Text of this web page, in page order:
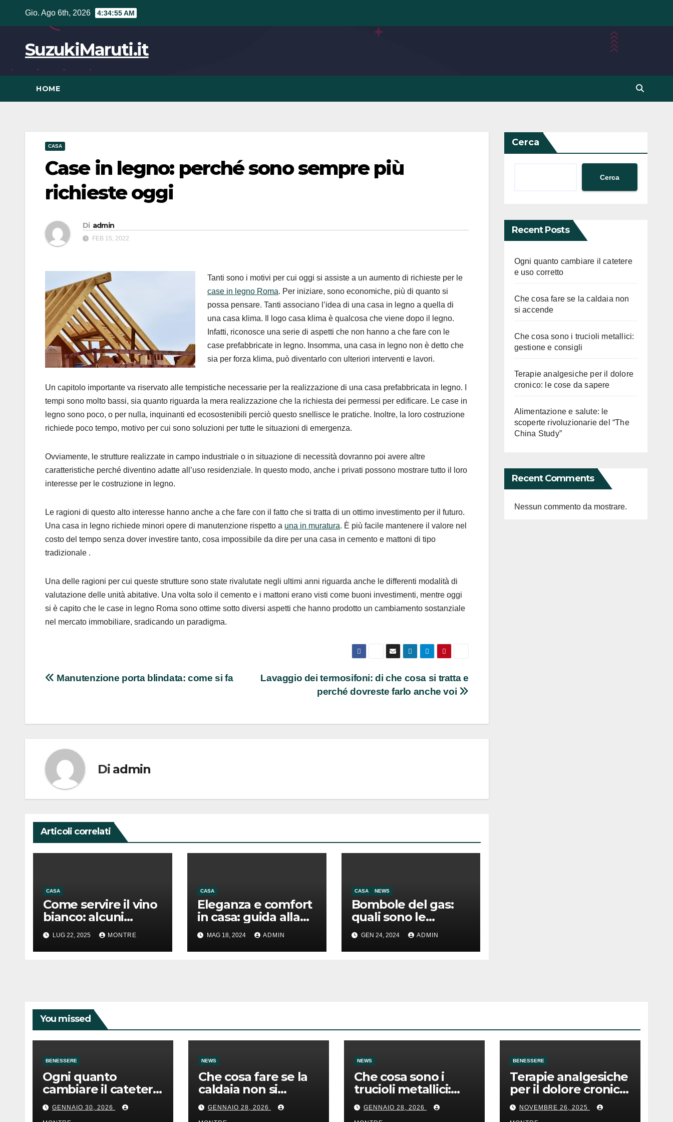
Gio. Ago 6th, 2026 4:34:56 AM
SuzukiMaruti.it
HOME
CASA
Case in legno: perché sono sempre più
richieste oggi
Di admin
FEB 15, 2022
Tanti sono i motivi per cui oggi si assiste a un aumento di richieste per le
case in legno Roma. Per iniziare, sono economiche, più di quanto si
possa pensare. Tanti associano l’idea di una casa in legno a quella di
una casa klima. Il logo casa klima è qualcosa che viene dopo il legno.
Infatti, riconosce una serie di aspetti che non hanno a che fare con le
case prefabbricate in legno. Insomma, una casa in legno non è detto che
sia per forza klima, può diventarlo con ulteriori interventi e lavori.
Un capitolo importante va riservato alle tempistiche necessarie per la realizzazione di una casa prefabbricata in legno. I
tempi sono molto bassi, sia quanto riguarda la mera realizzazione che la richiesta dei permessi per edificare. Le case in
legno sono poco, o per nulla, inquinanti ed ecosostenibili perciò questo snellisce le pratiche. Inoltre, la loro costruzione
richiede poco tempo, motivo per cui sono soluzioni per tutte le situazioni di emergenza.
Ovviamente, le strutture realizzate in campo industriale o in situazione di necessità dovranno poi avere altre
caratteristiche perché diventino adatte all’uso residenziale. In questo modo, anche i privati possono mostrare tutto il loro
interesse per le costruzione in legno.
Le ragioni di questo alto interesse hanno anche a che fare con il fatto che si tratta di un ottimo investimento per il futuro.
Una casa in legno richiede minori opere di manutenzione rispetto a una in muratura. È più facile mantenere il valore nel
costo del tempo senza dover investire tanto, cosa impossibile da dire per una casa in cemento e mattoni di tipo
tradizionale .
Una delle ragioni per cui queste strutture sono state rivalutate negli ultimi anni riguarda anche le differenti modalità di
valutazione delle unità abitative. Una volta solo il cemento e i mattoni erano visti come buoni investimenti, mentre oggi
si è capito che le case in legno Roma sono ottime sotto diversi aspetti che hanno prodotto un cambiamento sostanziale
nel mercato immobiliare, sradicando un paradigma.
Navigazione
Lavaggio dei termosifoni: di che cosa si tratta e
perché dovreste farlo anche voi
Manutenzione porta blindata: come si fa
Di admin
Articoli correlati
CASA
Come servire il vino
bianco: alcuni
consigli degli
esperti
LUG 22, 2025 MONTRE
CASA
Eleganza e comfort
in casa: guida alla
scelta della migliore
biancheria per la
casa
MAG 18, 2024 ADMIN
CASA NEWS
Bombole del gas:
quali sono le
tipologie e in cosa si
differenziano
GEN 24, 2024 ADMIN
Cerca
Cerca
Recent Posts
Ogni quanto cambiare il catetere
e uso corretto
Che cosa fare se la caldaia non
si accende
Che cosa sono i trucioli metallici:
gestione e consigli
Terapie analgesiche per il dolore
cronico: le cose da sapere
Alimentazione e salute: le
scoperte rivoluzionarie del “The
China Study”
Recent Comments
Nessun commento da mostrare.
You missed
BENESSERE
Ogni quanto
cambiare il catetere
e uso corretto
GENNAIO 30, 2026
NEWS
Che cosa fare se la
caldaia non si
accende
GENNAIO 28, 2026
NEWS
Che cosa sono i
trucioli metallici:
gestione e consigli
GENNAIO 28, 2026
BENESSERE
Terapie analgesiche
per il dolore cronico:
le cose da sapere
NOVEMBRE 26, 2025